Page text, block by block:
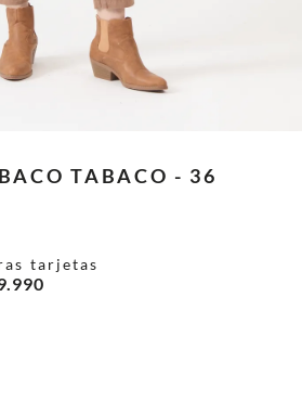
TABACO - 36
tarjetas
.990